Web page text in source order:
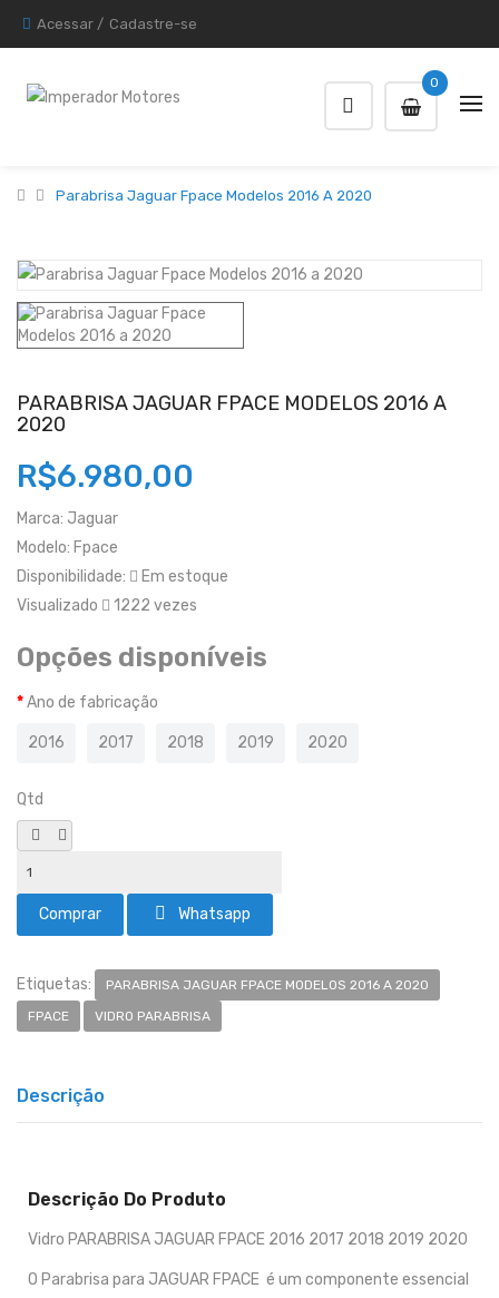
Acessar / Cadastre-se
0
Parabrisa Jaguar Fpace Modelos 2016 A 2020
PARABRISA JAGUAR FPACE MODELOS 2016 A
2020
R$6.980,00
Marca: Jaguar
Modelo: Fpace
Disponibilidade:
Em estoque
Visualizado
1222 vezes
Opções disponíveis
Ano de fabricação
2016 2017 2018 2019 2020
Qtd
Whatsapp
Etiquetas:
PARABRISA JAGUAR FPACE MODELOS 2016 A 2020
FPACE
VIDRO PARABRISA
Descrição
Descrição Do Produto
Vidro PARABRISA JAGUAR FPACE 2016 2017 2018 2019 2020
O Parabrisa para JAGUAR FPACE é um componente essencial